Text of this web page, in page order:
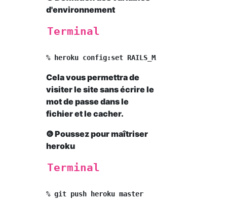
d'environnement
Terminal
Cela vous permettra de
visiter le site sans écrire le
mot de passe dans le
fichier et le cacher.
❻ Poussez pour maîtriser
heroku
Terminal